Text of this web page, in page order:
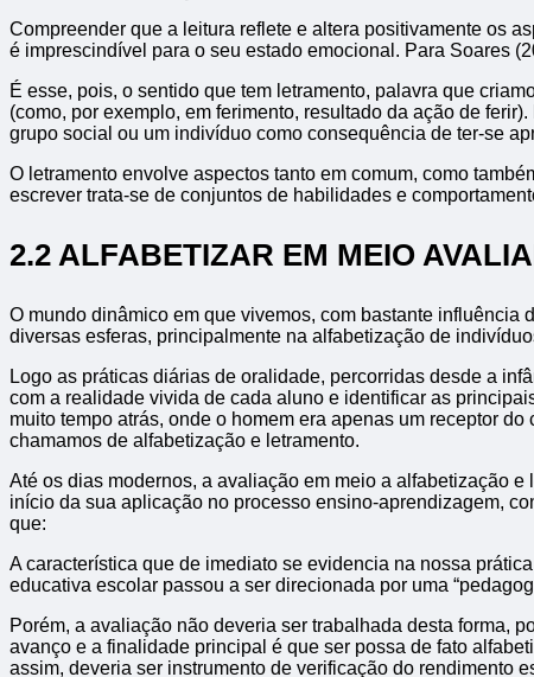
Compreender que a leitura reflete e altera positivamente os
é imprescindível para o seu estado emocional. Para Soares
É esse, pois, o sentido que tem letramento, palavra que
(como, por exemplo, em ferimento, resultado da ação de
grupo social ou um indivíduo como consequência de ter-se
O letramento envolve aspectos tanto em comum, como
escrever trata-se de conjuntos de habilidades e
2.2 ALFABETIZAR EM MEIO
O mundo dinâmico em que vivemos, com bastante
diversas esferas, principalmente na alfabetização de
Logo as práticas diárias de oralidade, percorridas desde a
com a realidade vivida de cada aluno e identificar as
muito tempo atrás, onde o homem era apenas um receptor
chamamos de alfabetização e letramento.
Até os dias modernos, a avaliação em meio a alfabetização
início da sua aplicação no processo ensino-aprendizagem,
que:
A característica que de imediato se evidencia na nossa
educativa escolar passou a ser direcionada por uma
Porém, a avaliação não deveria ser trabalhada desta forma,
avanço e a finalidade principal é que ser possa de fato
assim, deveria ser instrumento de verificação do rendimento